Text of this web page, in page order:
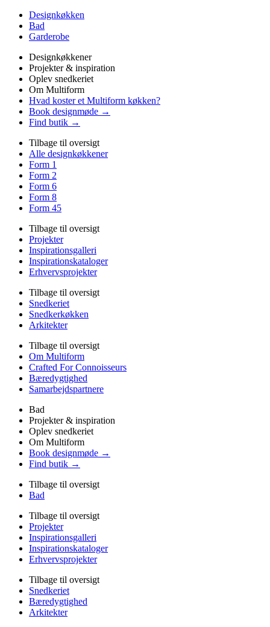
Designkøkken
Bad
Garderobe
Designkøkkener
Projekter & inspiration
Oplev snedkeriet
Om Multiform
Hvad koster et Multiform køkken?
Book designmøde →
Find butik →
Tilbage til oversigt
Alle designkøkkener
Form 1
Form 2
Form 6
Form 8
Form 45
Tilbage til oversigt
Projekter
Inspirationsgalleri
Inspirationskataloger
Erhvervsprojekter
Tilbage til oversigt
Snedkeriet
Snedkerkøkken
Arkitekter
Tilbage til oversigt
Om Multiform
Crafted For Connoisseurs
Bæredygtighed
Samarbejdspartnere
Bad
Projekter & inspiration
Oplev snedkeriet
Om Multiform
Book designmøde →
Find butik →
Tilbage til oversigt
Bad
Tilbage til oversigt
Projekter
Inspirationsgalleri
Inspirationskataloger
Erhvervsprojekter
Tilbage til oversigt
Snedkeriet
Bæredygtighed
Arkitekter